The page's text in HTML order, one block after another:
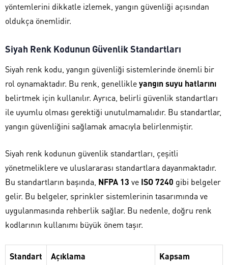
yöntemlerini dikkatle izlemek, yangın güvenliği açısından
oldukça önemlidir.
Siyah Renk Kodunun Güvenlik Standartları
Siyah renk kodu, yangın güvenliği sistemlerinde önemli bir
rol oynamaktadır. Bu renk, genellikleyangın suyu hatlarını
belirtmek için kullanılır. Ayrıca, belirli güvenlik standartları
ile uyumlu olması gerektiği unutulmamalıdır. Bu standartlar,
yangın güvenliğini sağlamak amacıyla belirlenmiştir.
Siyah renk kodunun güvenlik standartları, çeşitli
yönetmeliklere ve uluslararası standartlara dayanmaktadır.
Bu standartların başında, NFPA 13 ve ISO 7240 gibi belgeler
gelir. Bu belgeler, sprinkler sistemlerinin tasarımında ve
uygulanmasında rehberlik sağlar. Bu nedenle, doğru renk
kodlarının kullanımı büyük önem taşır.
Standart Açıklama Kapsam